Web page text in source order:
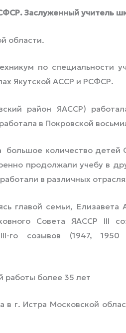
Заслуженный учитель
области.
по специальности
Якутской АССР и РСФСР.
район ЯАССР)
в Покровской
большое количество
продолжали учебу в
в различных
главой семьи, Елизавета
Совета ЯАССР III
го созывов (1947, 1950
работы более 35 лет
г. Истра Московской